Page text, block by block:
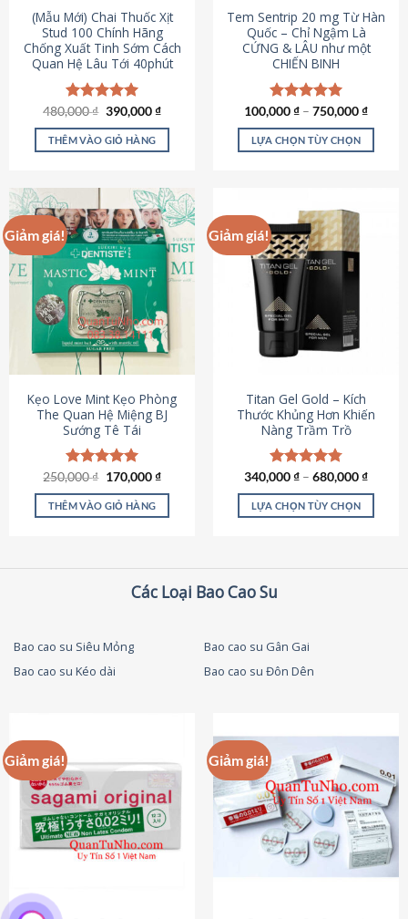
được
chọn
trên
trang
sản
phẩm
chọn
trên
trang
sản
phẩm
(Mẫu Mới) Chai Thuốc Xịt
Stud 100 Chính Hãng
Chống Xuất Tinh Sớm Cách
Quan Hệ Lâu Tới 40phút
Được xếp
hạng5.00
5 sao
480,000₫ Giá
là:
480,000 ₫.
390,000₫Giá
tại
THÊM VÀO GIỎ HÀNG
Tem Sentrip 20 mg Từ Hàn
Quốc – Chỉ Ngậm Là
CỨNG & LÂU như một
CHIẾN BINH
Được xếp
hạng5.00
5 sao
100,000₫ – 750,000₫
LỰA CHỌN TÙY CHỌN
có
nhiều
biến
tùy
chọn
có
chọn
trên
trang
sản
phẩm
Giảm giá!
Kẹo Love Mint Kẹo Phòng
The Quan Hệ Miệng BJ
Sướng Tê Tái
Được xếp
hạng5.00
5 sao
250,000₫ Giá
là:
250,000 ₫.
170,000₫Giá
tại
THÊM VÀO GIỎ HÀNG
Giảm giá!
Titan Gel Gold – Kích
Thước Khủng Hơn Khiến
Nàng Trầm Trồ
Được xếp
hạng4.79
5 sao
340,000₫ – 680,000₫
LỰA CHỌN TÙY CHỌN
thể.
tùy
thể
được
chọn
trên
trang
sản
phẩm
Các Loại Bao Cao Su
Bao cao su Siêu Mỏng
Bao cao su Gân Gai
Bao cao su Kéo dài
Bao cao su Đôn Dên
Giảm giá! Giảm giá!